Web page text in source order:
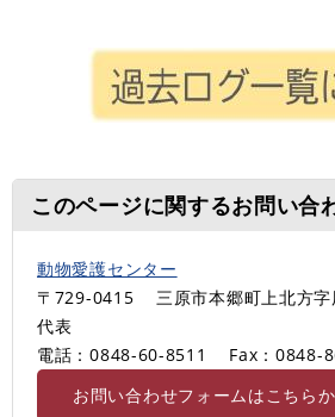
このページに関するお問い合
動物愛護センター
〒729-0415
三原市本郷町上北方
代表
電話：0848-60-8511
Fax：0848-
お問い合わせフォームはこちら